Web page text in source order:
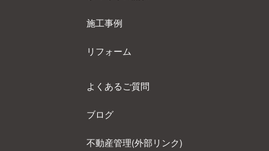
施工事例
リフォーム
よくあるご質問
ブログ
不動産管理(外部リンク)